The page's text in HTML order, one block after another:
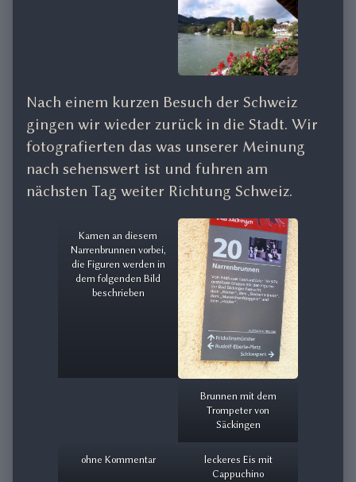
Nach einem kurzen Besuch der Schweiz
gingen wir wieder zurück in die Stadt. Wir
fotografierten das was unserer Meinung
nach sehenswert ist und fuhren am
nächsten Tag weiter Richtung Schweiz.
Kamen an diesem
Narrenbrunnen vorbei,
die Figuren werden in
dem folgenden Bild
beschrieben
Brunnen mit dem
Trompeter von
Säckingen
ohne Kommentar
leckeres Eis mit
Cappuchino